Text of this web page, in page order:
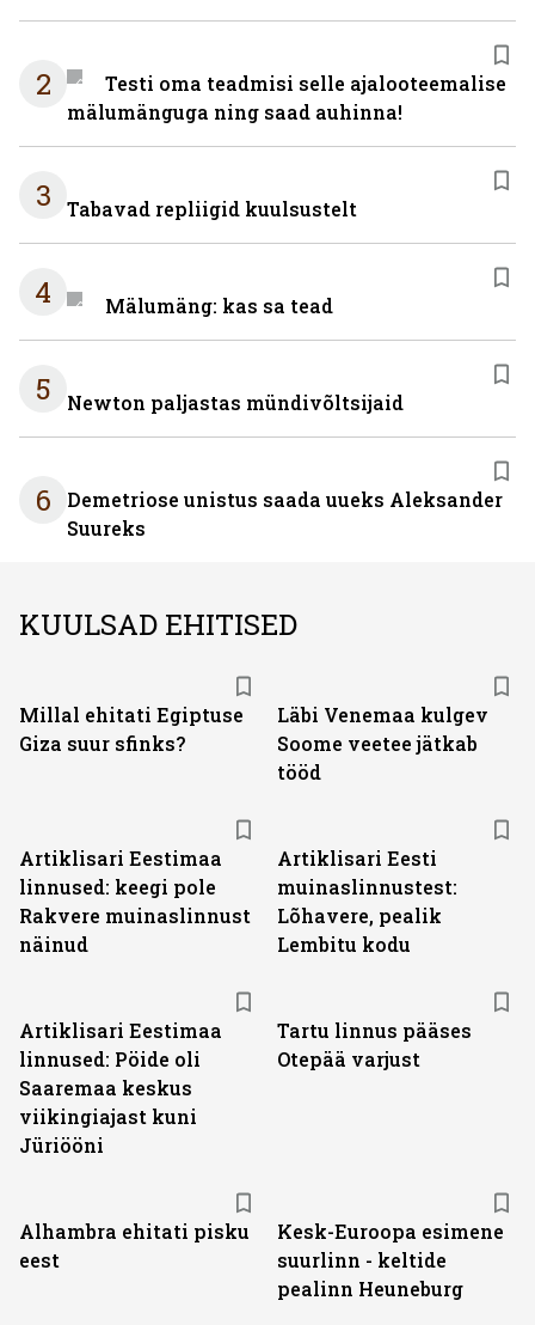
2
Testi oma teadmisi selle ajalooteemalise
mälumänguga ning saad auhinna!
3 Tabavad repliigid kuulsustelt
4 Mälumäng: kas sa tead
5 Newton paljastas mündivõltsijaid
6
Demetriose unistus saada uueks Aleksander
Suureks
KUULSAD EHITISED
Millal ehitati Egiptuse
Giza suur sfinks?
Läbi Venemaa kulgev
Soome veetee jätkab
tööd
Artiklisari Eestimaa
linnused: keegi pole
Rakvere muinaslinnust
näinud
Artiklisari Eesti
muinaslinnustest:
Lõhavere, pealik
Lembitu kodu
Artiklisari Eestimaa
linnused: Pöide oli
Saaremaa keskus
viikingiajast kuni
Jüriööni
Tartu linnus pääses
Otepää varjust
Alhambra ehitati pisku
eest
Kesk-Euroopa esimene
suurlinn - keltide
pealinn Heuneburg